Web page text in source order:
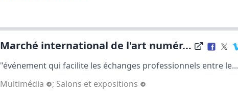
Marché international de l'art numér...
"événement qui facilite les échanges professionnels entre le...
Multimédia
; Salons et expositions